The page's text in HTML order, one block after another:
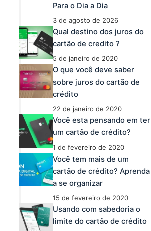
Para o Dia a Dia
3 de agosto de 2026
Qual destino dos juros do
cartão de credito ?
5 de janeiro de 2020
O que você deve saber
sobre juros do cartão de
crédito
22 de janeiro de 2020
Você esta pensando em ter
um cartão de crédito?
1 de fevereiro de 2020
Você tem mais de um
cartão de crédito? Aprenda
a se organizar
15 de fevereiro de 2020
Usando com sabedoria o
limite do cartão de crédito